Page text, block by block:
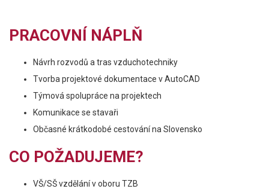
PRACOVNÍ NÁPLŇ
Návrh rozvodů a tras vzduchotechniky
Tvorba projektové dokumentace v AutoCAD
Týmová spolupráce na projektech
Komunikace se stavaři
Občasné krátkodobé cestování na Slovensko
CO POŽADUJEME?
VŠ/SŠ vzdělání v oboru TZB